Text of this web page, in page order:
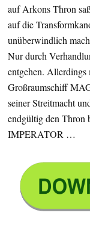
auf Arkons Thron
auf die
unüberwindlich
Nur durch
entgehen. Allerdings
Großraumschiff
seiner Streitmacht
endgültig den
IMPERATOR …